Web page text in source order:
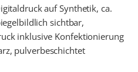
auf Synthetik, ca.
sichtbar,
inklusive Konfektionierung
pulverbeschichtet